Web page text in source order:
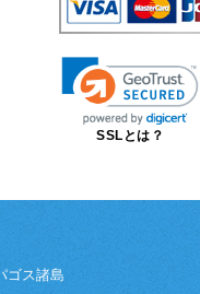
SSLとは？
ゴス諸島